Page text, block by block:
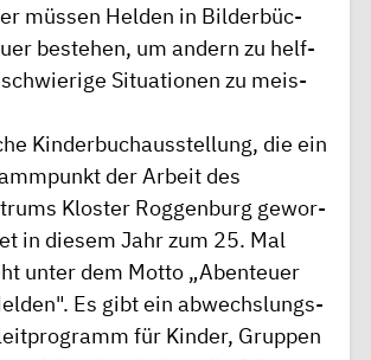
müssen Hel­den in Bil­derb­üc­
be­ste­hen, um an­dern zu hel­f­
Si­tuati­o­nen zu me­is­
Kin­derb­uc­haus­stel­l­ung, die ein
der Arbe­it des
Kloster Roggenburg ge­w­or­
in di­esem Jahr zum 25. Mal
unter dem Motto „Aben­teuer
Es gibt ein ab­wechs­l­ungs­
für Kin­der, Gruppen